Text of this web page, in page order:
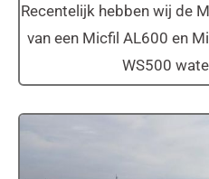
Recentelijk hebben wij de
van een Micfil AL600 en
WS500